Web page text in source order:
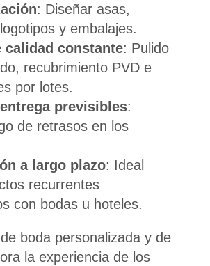
: Diseñar asas,
y embalajes.
calidad constante: Pulido
recubrimiento PVD e
por lotes.
previsibles:
de retrasos en los
a largo plazo: Ideal
recurrentes
con bodas u hoteles.
boda personalizada y de
la experiencia de los